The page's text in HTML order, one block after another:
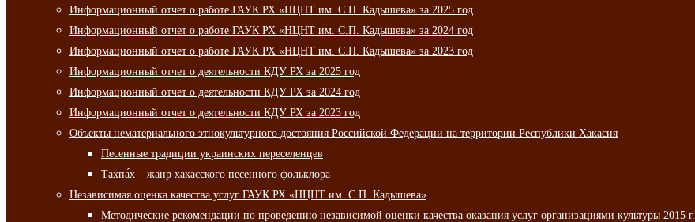
Информационный отчет о работе ГАУК РХ «НЦНТ им. С.П. Кадышева» за 2025 год
Информационный отчет о работе ГАУК РХ «НЦНТ им. С.П. Кадышева» за 2024 год
Информационный отчет о работе ГАУК РХ «НЦНТ им. С.П. Кадышева» за 2023 год
Информационный отчет о деятельности КДУ РХ за 2025 год
Информационный отчет о деятельности КДУ РХ за 2024 год
Информационный отчет о деятельности КДУ РХ за 2023 год
Объекты нематериального этнокультурного достояния Российской Федерации на территории Республики Хакасия
Песенные традиции украинских переселенцев
Тахпа́х – жанр хакасского песенного фольклора
Независимая оценка качества услуг ГАУК РХ «НЦНТ им. С.П. Кадышева»
Методические рекомендации по проведению независимой оценки качества оказания услуг организациями культуры 2015 г.